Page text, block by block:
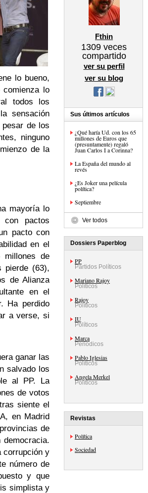
lo bueno,
comienza lo
todos los
sensación
de los
ninguno
de la
mayoría lo
con pactos
pacto con
en el
millones de
pierde (63),
de Alianza
en el
Ha perdido
a verse, si
ganar las
salvado los
al PP. La
de votos
siente el
en Madrid
de
corrupción y
número de
y que
simplista y
Fthin
1309 veces
compartido
ver su perfil
ver su blog
Sus últimos artículos
¿Qué haría Ud. con los 65
millones de Euros que
(presuntamente) regaló
Juan Carlos I a Corinna?
La España del mundo al
revés
¿Es Joker una película
política?
Septiembre
Ver todos
Dossiers Paperblog
PP
Partidos Políticos
Mariano Rajoy
Políticos
Rajoy
Políticos
IU
Políticos
Marca
Periódicos
Pablo Iglesias
Políticos
Angela Merkel
Políticos
Revistas
Política
Sociedad